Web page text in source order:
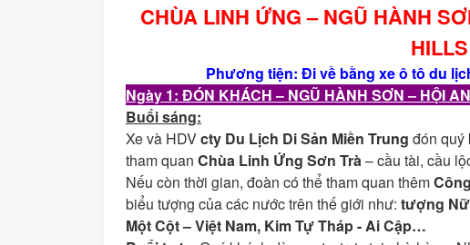
CHÙA LINH ỨNG – NGŨ HÀNH
HILLS
Phương tiện: Đi về bằng xe ô tô du
Ngày 1: ĐÓN KHÁCH – NGŨ HÀNH SƠN – HỘI
Buổisáng:
Xe và HDVcty Du Lịch Di Sản Miền Trung đón quý
tham quan Chùa Linh Ứng Sơn Trà – cầu tài, cầu
Nếu còn thời gian, đoàn có thể tham quan thêm
biểu tượng của các nước trên thế giới như: tượng Nữ
Một Cột – Việt Nam, Kim Tự Tháp - Ai Cập…